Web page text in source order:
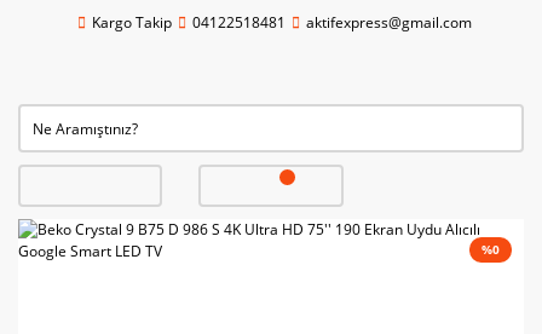
Kargo Takip 04122518481 aktifexpress@gmail.com
%0